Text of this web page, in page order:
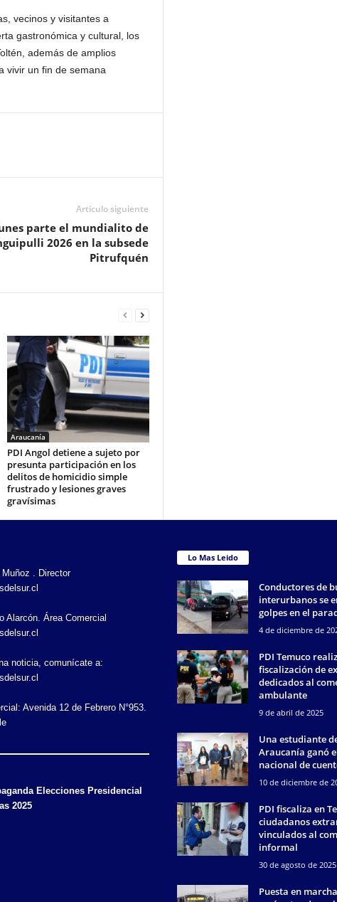
vecinos y visitantes a
gastronómica y cultural, los
además de amplios
vivir un fin de semana
Artículo siguiente
parte el mundialito de
2026 en la subsede
Pitrufquén
Araucanía
PDI Angol detiene a sujeto por
presunta participación en los
delitos de homicidio simple
frustrado y lesiones graves
gravísimas
. Director
Alarcón. Área Comercial
noticia, comunícate a:
Avenida 12 de Febrero N°953.
Elecciones Presidencial
2025
Lo Mas Leido
Conductores de
interurbanos se
golpes en el
4 de diciembre de
PDI Temuco
fiscalización de
dedicados al
ambulante
9 de abril de 2025
Una estudiante
Araucanía ganó
nacional de
10 de diciembre de
PDI fiscaliza en
ciudadanos
vinculados al
informal
30 de agosto de 2025
Puesta en